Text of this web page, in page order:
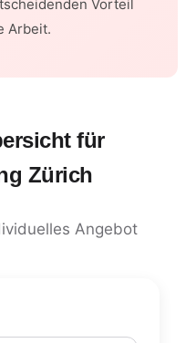
Vorteil
Arbeit.
für
Zürich
Angebot